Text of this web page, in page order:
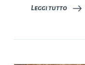
Leggi tutto